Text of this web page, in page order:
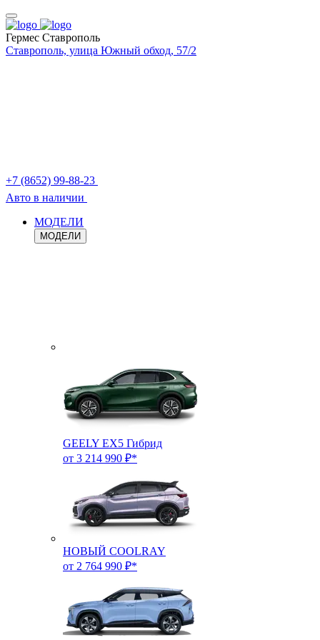
Гермес Ставрополь
Ставрополь, улица Южный обход, 57/2
+7 (8652) 99-88-23
Авто в наличии
МОДЕЛИ
МОДЕЛИ
GEELY EX5 Гибрид
от 3 214 990 ₽*
НОВЫЙ COOLRAY
от 2 764 990 ₽*